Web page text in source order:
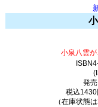
小泉八雲
発
税込1430
（在庫状態